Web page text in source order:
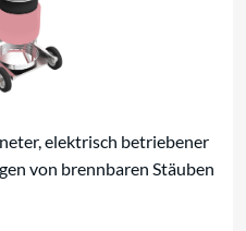
elektrisch betriebener
von brennbaren Stäuben